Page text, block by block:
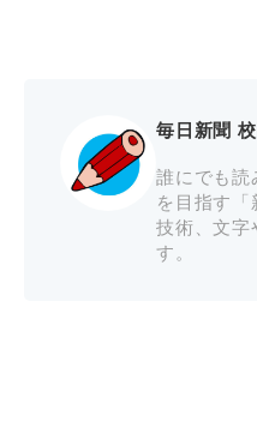
毎日新聞
誰にでも読
を目指す
技術、文字
す。